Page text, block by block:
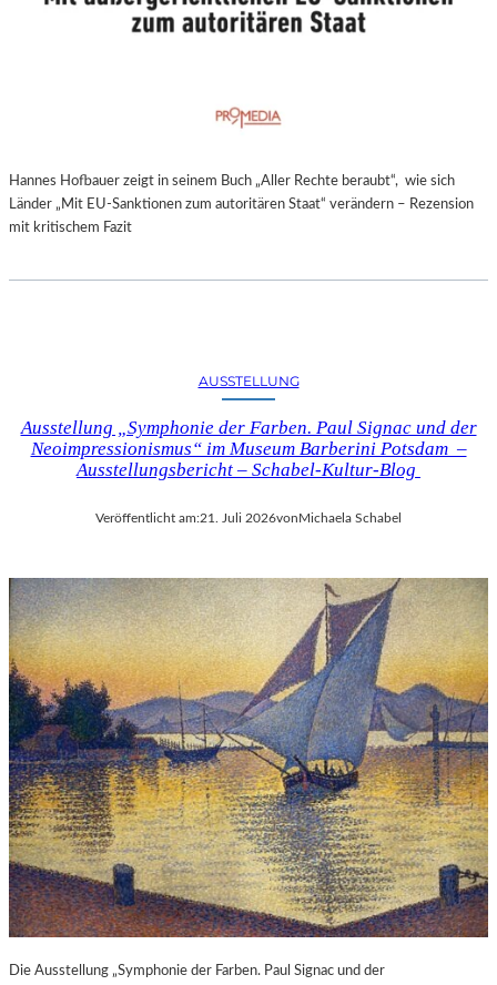
Hannes Hofbauer zeigt in seinem Buch „Aller Rechte beraubt“, wie sich
Länder „Mit EU-Sanktionen zum autoritären Staat“ verändern – Rezension
mit kritischem Fazit
AUSSTELLUNG
Ausstellung „Symphonie der Farben. Paul Signac und der
Neoimpressionismus“ im Museum Barberini Potsdam –
Ausstellungsbericht – Schabel-Kultur-Blog
Veröffentlicht am:21. Juli 2026vonMichaela Schabel
Die Ausstellung „Symphonie der Farben. Paul Signac und der